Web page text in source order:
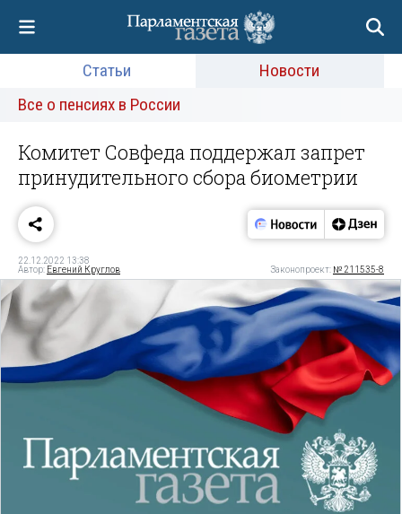
Статьи
Новости
Все о пенсиях в России
Комитет Совфеда поддержал запрет
принудительного сбора биометрии
22.12.2022 13:38
Автор: Евгений Круглов Законопроект: № 211535-8